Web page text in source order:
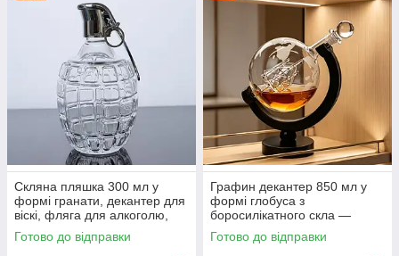
Скляна пляшка 300 мл у
формі гранати, декантер для
віскі, фляга для алкоголю,
віскі, горілки, бренді, вина,
подарунок для чоловіка
Готово до відправки
Графин декантер 850 мл у
формі глобуса з
боросилікатного скла —
пляшка для вина, віскі та
горілки багаторазова, з
Готово до відправки